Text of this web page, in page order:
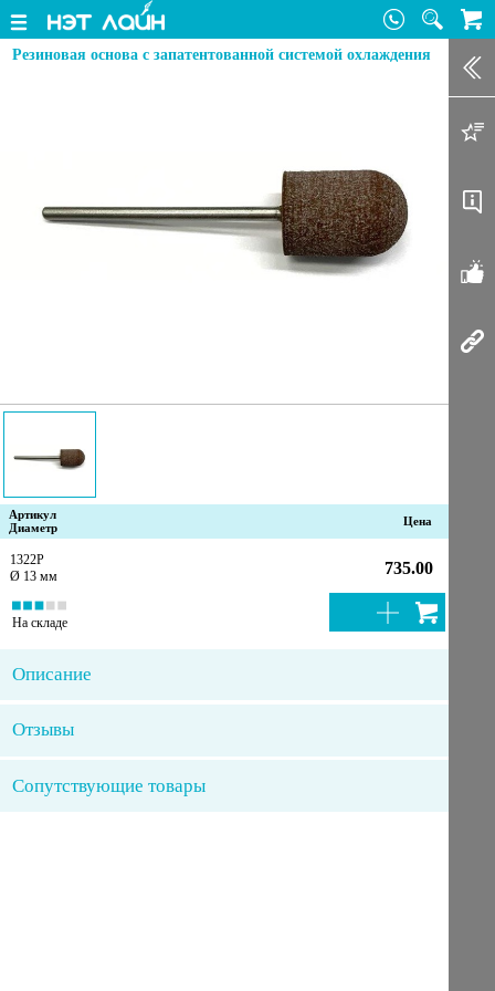
Резиновая основа с запатентованной системой охлаждения
Артикул
Диаметр
Цена
1322P
Ø 13 мм
735.00
На складе
Описание
Отзывы
Сопутствующие товары